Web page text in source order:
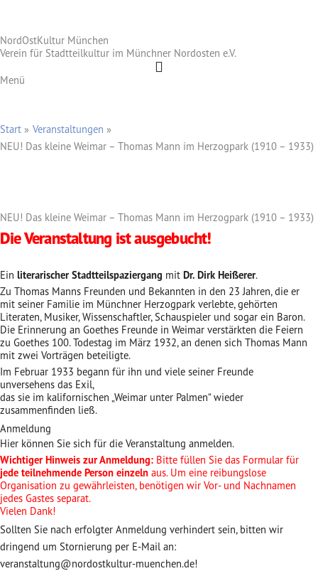
springen
NordOstKultur München
Verein für Stadtteilkultur im Münchner Nordosten e.V.
Menü
Start
Veranstaltungen
NEU! Das kleine Weimar – Thomas Mann im Herzogpark (1910 – 1933)
NEU! Das kleine Weimar – Thomas Mann im Herzogpark (1910 – 1933)
Die Veranstaltung ist ausgebucht!
Ein literarischer Stadtteilspaziergang mit Dr. Dirk Heißerer.
Zu Thomas Manns Freunden und Bekannten in den 23 Jahren, die er
mit seiner Familie im Münchner Herzogpark verlebte, gehörten
Literaten, Musiker, Wissenschaftler, Schauspieler und sogar ein Baron.
Die Erinnerung an Goethes Freunde in Weimar verstärkten die Feiern
zu Goethes 100. Todestag im März 1932, an denen sich Thomas Mann
mit zwei Vorträgen beteiligte.
Im Februar 1933 begann für ihn und viele seiner Freunde
unversehens das Exil,
das sie im kalifornischen „Weimar unter Palmen“ wieder
zusammenfinden ließ.
Anmeldung
Hier können Sie sich für die Veranstaltung anmelden.
Wichtiger Hinweis zur Anmeldung: Bitte füllen Sie das Formular für
jede teilnehmende Person einzeln aus. Um eine reibungslose
Organisation zu gewährleisten, benötigen wir Vor- und Nachnamen
jedes Gastes separat.
Vielen Dank!
Sollten Sie nach erfolgter Anmeldung verhindert sein, bitten wir
dringend um Stornierung per E-Mail an:
veranstaltung@nordostkultur-muenchen.de!